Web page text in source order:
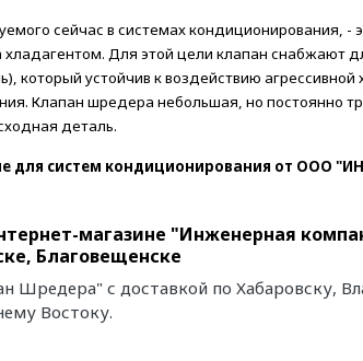
сейчас в системах кондиционирования, -
хладагентом. Для этой цели клапан
который устойчив к воздействию
Клапан шредера небольшая, но постоянно
деталь.
для систем кондиционирования от ООО
магазине "Инженерная
Благовещенске
Шредера" с доставкой по Хабаровску,
Востоку.